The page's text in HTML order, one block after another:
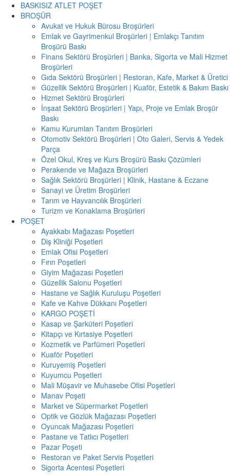
BASKISIZ ATLET POŞET
BROŞÜR
Avukat ve Hukuk Bürosu Broşürleri
Emlak ve Gayrimenkul Broşürleri | Emlakçı Tanıtım
Broşürü Baskı
Finans Sektörü Broşürleri | Banka, Sigorta ve Mali Hizmet
Broşürleri
Gıda Sektörü Broşürleri | Restoran, Kafe, Market & Üretici
Güzellik Sektörü Broşürleri | Kuaför, Estetik & Bakım Baskı
Hizmet Sektörü Broşürleri
İnşaat Sektörü Broşürleri | Yapı, Proje ve Emlak Broşür
Baskı
Kamu Kurumları Tanıtım Broşürleri
Otomotiv Sektörü Broşürleri | Oto Galeri, Servis & Yedek
Parça
Özel Okul, Kreş ve Kurs Broşürü Baskı Çözümleri
Perakende ve Mağaza Broşürleri
Sağlık Sektörü Broşürleri | Klinik, Hastane & Eczane
Sanayi ve Üretim Broşürleri
Tarım ve Hayvancılık Broşürleri
Turizm ve Konaklama Broşürleri
POŞET
Ayakkabı Mağazası Poşetleri
Diş Kliniği Poşetleri
Emlak Ofisi Poşetleri
Fırın Poşetleri
Giyim Mağazası Poşetleri
Güzellik Salonu Poşetleri
Hastane ve Sağlık Kuruluşu Poşetleri
Kafe ve Kahve Dükkanı Poşetleri
KARGO POŞETİ
Kasap ve Şarküteri Poşetleri
Kitapçı ve Kırtasiye Poşetleri
Kozmetik ve Parfümeri Poşetleri
Kuaför Poşetleri
Kuruyemiş Poşetleri
Kuyumcu Poşetleri
Mali Müşavir ve Muhasebe Ofisi Poşetleri
Manav Poşeti
Market ve Süpermarket Poşetleri
Optik ve Gözlük Mağazası Poşetleri
Oyuncak Mağazası Poşetleri
Pastane ve Tatlıcı Poşetleri
Pazar Poşeti
Restoran ve Paket Servis Poşetleri
Sigorta Acentesi Poşetleri